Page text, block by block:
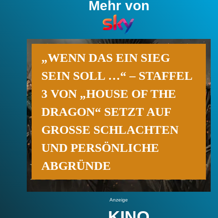
Mehr von
„WENN DAS EIN SIEG
SEIN SOLL …“ – STAFFEL
3 VON „HOUSE OF THE
DRAGON“ SETZT AUF
GROSSE SCHLACHTEN U
ND PERSÖNLICHE A
BGRÜNDE
Anzeige